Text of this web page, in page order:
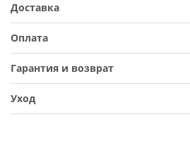
Доставка
Оплата
Гарантия и возврат
Уход